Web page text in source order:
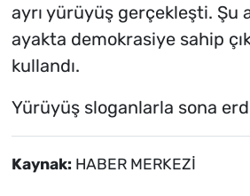
ayrı yürüyüş gerçekleşti. Şu
ayakta demokrasiye sahip
kullandı.
Yürüyüş sloganlarla sona
Kaynak: HABER MERKEZİ